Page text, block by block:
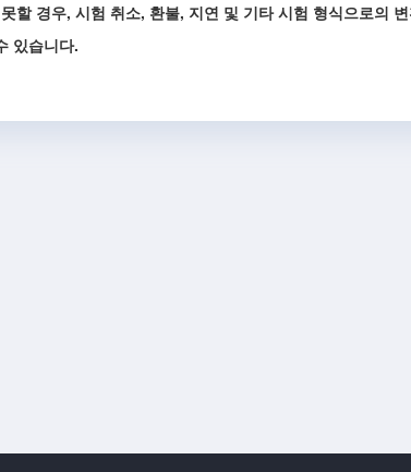
할 경우, 시험 취소, 환불, 지연 및 기타 시험 형식으로의
있습니다.